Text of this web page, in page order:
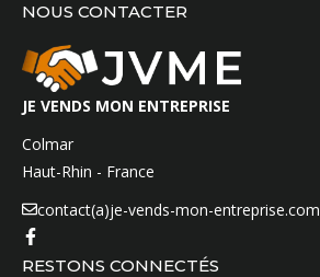
NOUS CONTACTER
JE VENDS MON ENTREPRISE
Colmar
Haut-Rhin - France
contact(a)je-vends-mon-entreprise.com
RESTONS CONNECTÉS